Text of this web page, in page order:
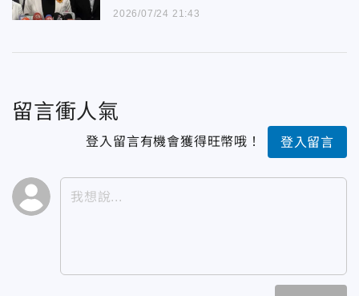
2026/07/24 21:43
留言衝人氣
登入留言有機會獲得旺幣哦！ 登入留言